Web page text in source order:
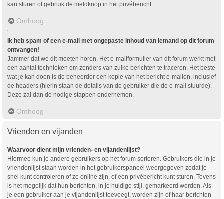
kan sturen of gebruik de meldknop in het privébericht.
Omhoog
Ik heb spam of een e-mail met ongepaste inhoud van iemand op dit forum
ontvangen!
Jammer dat we dit moeten horen. Het e-mailformulier van dit forum werkt met
een aantal technieken om zenders van zulke berichten te traceren. Het beste
wat je kan doen is de beheerder een kopie van het bericht e-mailen, inclusief
de headers (hierin staan de details van de gebruiker die de e-mail stuurde).
Deze zal dan de nodige stappen ondernemen.
Omhoog
Vrienden en vijanden
Waarvoor dient mijn vrienden- en vijandenlijst?
Hiermee kun je andere gebruikers op het forum sorteren. Gebruikers die in je
vriendenlijst staan worden in het gebruikerspaneel weergegeven zodat je
snel kunt controleren of ze online zijn, of een privébericht kunt sturen. Tevens
is het mogelijk dat hun berichten, in je huidige stijl, gemarkeerd worden. Als
je een gebruiker aan je vijandenlijst toevoegt, worden zijn of haar berichten